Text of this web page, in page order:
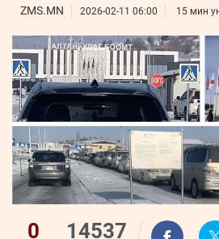
Бүртгүүлэх
Бизнес
Leaderships
forum
ФОТО
УРЛАГ
ZMS.MN 2026-02-11 06:00 15 мин
0 14537